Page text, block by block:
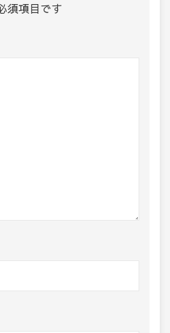
須項目です